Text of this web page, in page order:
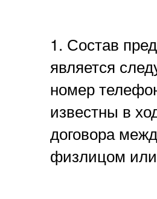
1. Состав
является
номер
известны в
договора
физлицом